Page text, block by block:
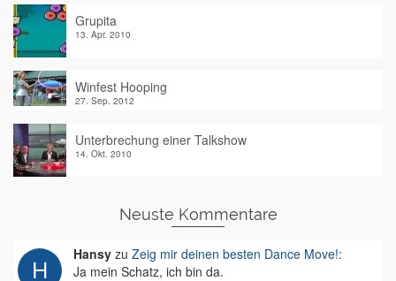
Grupita
13. Apr. 2010
Winfest Hooping
27. Sep. 2012
Unterbrechung einer Talkshow
14. Okt. 2010
Neuste Kommentare
Hansy zu Zeig mir deinen besten Dance Move!:
Ja mein Schatz, ich bin da.